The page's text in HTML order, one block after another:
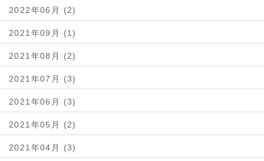
2022年06月 (2)
2021年09月 (1)
2021年08月 (2)
2021年07月 (3)
2021年06月 (3)
2021年05月 (2)
2021年04月 (3)